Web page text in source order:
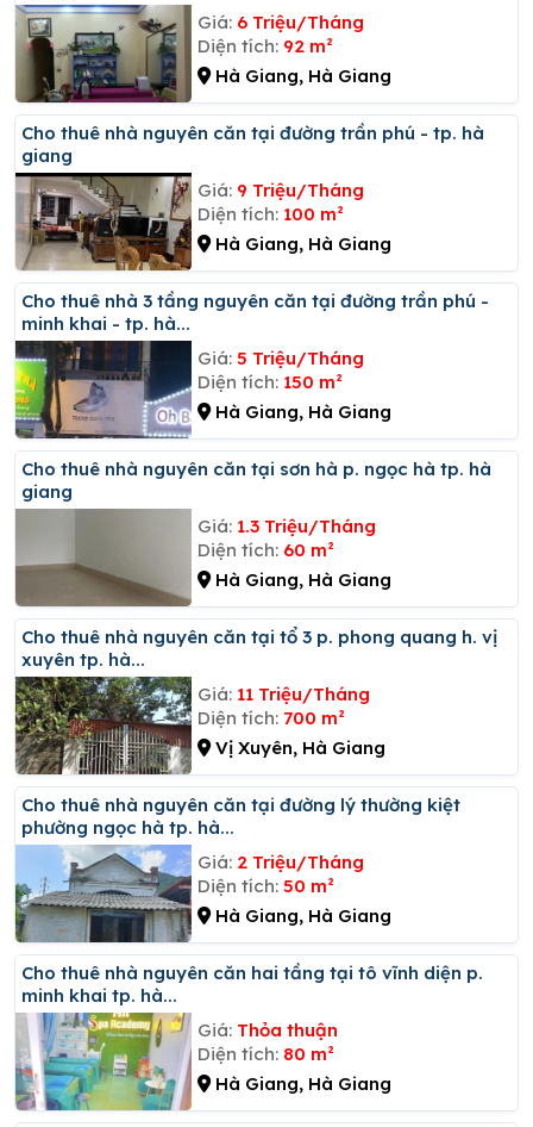
Giá: 6 Triệu/Tháng
Diện tích: 92 m²
Hà Giang, Hà Giang
Cho thuê nhà nguyên căn tại đường trần phú - tp. hà
giang
Giá: 9 Triệu/Tháng
Diện tích: 100 m²
Hà Giang, Hà Giang
Cho thuê nhà 3 tầng nguyên căn tại đường trần phú -
minh khai - tp. hà...
Giá: 5 Triệu/Tháng
Diện tích: 150 m²
Hà Giang, Hà Giang
Cho thuê nhà nguyên căn tại sơn hà p. ngọc hà tp. hà
giang
Giá: 1.3 Triệu/Tháng
Diện tích: 60 m²
Hà Giang, Hà Giang
Cho thuê nhà nguyên căn tại tổ 3 p. phong quang h. vị
xuyên tp. hà...
Giá: 11 Triệu/Tháng
Diện tích: 700 m²
Vị Xuyên, Hà Giang
Cho thuê nhà nguyên căn tại đường lý thường kiệt
phường ngọc hà tp. hà...
Giá: 2 Triệu/Tháng
Diện tích: 50 m²
Hà Giang, Hà Giang
Cho thuê nhà nguyên căn hai tầng tại tô vĩnh diện p.
minh khai tp. hà...
Giá: Thỏa thuận
Diện tích: 80 m²
Hà Giang, Hà Giang